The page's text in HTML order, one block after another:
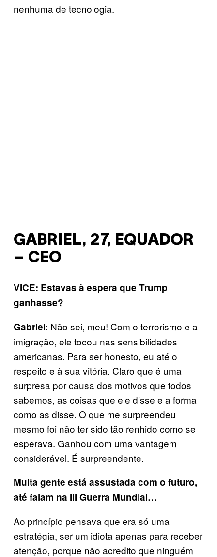
nenhuma de tecnologia.
GABRIEL, 27, EQUADOR
– CEO
VICE: Estavas à espera que Trump
ganhasse?
Gabriel: Não sei, meu! Com o terrorismo e a
imigração, ele tocou nas sensibilidades
americanas. Para ser honesto, eu até o
respeito e à sua vitória. Claro que é uma
surpresa por causa dos motivos que todos
sabemos, as coisas que ele disse e a forma
como as disse. O que me surpreendeu
mesmo foi não ter sido tão renhido como se
esperava. Ganhou com uma vantagem
considerável. É surpreendente.
Muita gente está assustada com o futuro,
até falam na III Guerra Mundial…
Ao princípio pensava que era só uma
estratégia, ser um idiota apenas para receber
atenção, porque não acredito que ninguém